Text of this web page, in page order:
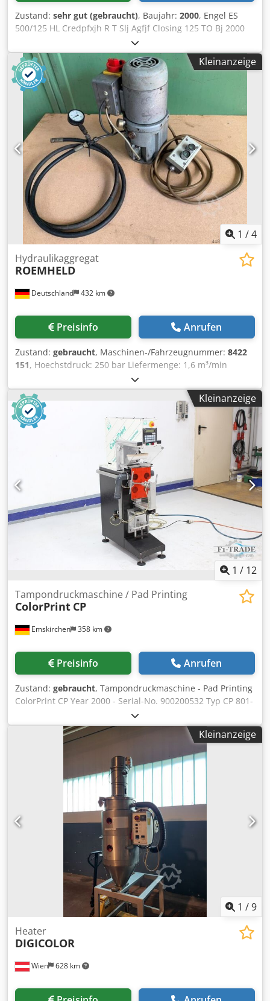
Zustand: sehr gut (gebraucht), Baujahr: 2000, Engel ES
500/125 HL Credpfxjh R T Slj Agfjf Closing 125 TO Bj 2000
Scrow 45mm Spritzgeweicht 318 cm3
Kleinanzeige
1 /4
Deutschland 432 km
Hydraulikaggregat
ROEMHELD
Preisinfo Anrufen
Zustand: gebraucht, Maschinen-/Fahrzeugnummer: 8422
151, Hoechstdruck: 250 bar Liefermenge: 1,6 m³/min
Csdobp Dpkjpfx Agfsrf elektr. Anschluss: 380 V, 0,45 kW
Platzbedarf: 200 x 250 x 350 mm
Kleinanzeige
1 / 12
Emskirchen 358 km
Tampondruckmaschine / Pad Printing
ColorPrint CP
Preisinfo Anrufen
Zustand: gebraucht, Tampondruckmaschine - Pad Printing
ColorPrint CP Year 2000 - Serial-No. 900200532 Typ CP 801-
S / Typ CP 801- Druckkraft 450N / Pressure force 450N
Klischeeformat, 1-Farbnutzung 80x80mm bis max.
80x200mm / Cliche format, 1-Farbnutzung 80x80mm to
max. 80x200mm Druckformat jeweils ca. 30mm von der
jeweiligen Klischeegröße / Printing format each ca. 30mm
von der jeweiligen Klischeegröße Taktzahl max. 2000/h /
Clock speed max. 2000/h Luftverbrauch 3-5m3/h / Air
consumption 3-5m3/h elektr. Anschluß 240V / 50Hz /
electrical connection 240V / 50Hz Tamponhub stufenlos
elektr. 0-80mm / Padding stroke stepless electrical 0-80mm
Tamponausladung 100mm / Padding nosing 100mm Cedov
Scmfspfx Agforf Online-Video-Inspection by WhatsApp -
MS Zoom - Telegram On Stock Emskirchen/Nürnberg -
Available Immediately - Can be test
Kleinanzeige
1 /9
Wien 628 km
Heater
DIGICOLOR